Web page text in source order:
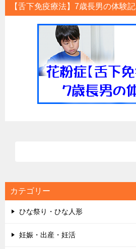
ゲ
【舌下免疫療法】7歳長男の体験記
カテゴリー
ひな祭り・ひな人形
妊娠・出産・妊活